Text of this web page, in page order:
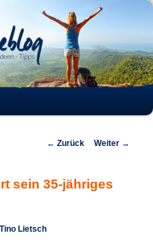
Beitrags-
← Zurück Weiter →
sein 35-jähriges
Tino Lietsch